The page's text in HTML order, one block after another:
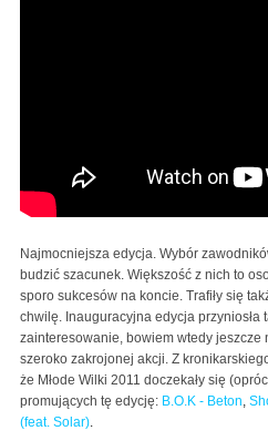
Najmocniejsza edycja. Wybór
budzić szacunek. Większość z nich to
sporo sukcesów na koncie. Trafiły się
chwilę. Inauguracyjna edycja przyniosła
zainteresowanie, bowiem wtedy jeszcze
szeroko zakrojonej akcji. Z
że Młode Wilki 2011 doczekały się
promujących tę edycję: B.O.K - Beton,
(feat. Solar).